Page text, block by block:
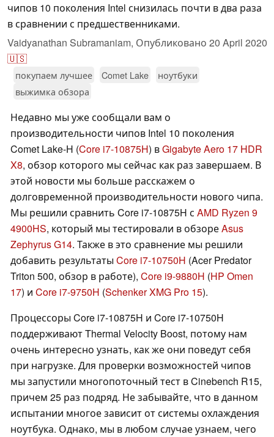
чипов 10 поколения Intel снизилась почти в два раза
в сравнении с предшественниками.
Vaidyanathan Subramaniam, Опубликовано 20 April 2020
🇺🇸
покупаем лучшее Comet Lake
ноутбуки
выжимка обзора
Недавно мы уже сообщали вам о
производительности чипов Intel 10 поколения
Comet Lake-H (Core i7-10875H) вGigabyte Aero 17 HDR
X8, обзор которого мы сейчас как раз завершаем. В
этой новости мы больше расскажем о
долговременной производительности нового чипа.
Мы решили сравнить Core i7-10875H с AMD Ryzen 9
4900HS, который мы тестировали в обзореAsus
Zephyrus G14. Также в это сравнение мы решили
добавить результаты Core i7-10750H (Acer Predator
Triton 500, обзор в работе), Core i9-9880H (HP Omen
17) и Core i7-9750H (Schenker XMG Pro 15).
Процессоры Core i7-10875H и Core i7-10750H
поддерживают Thermal Velocity Boost, потому нам
очень интересно узнать, как же они поведут себя
при нагрузке. Для проверки возможностей чипов
мы запустили многопоточный тест в Cinebench R15,
причем 25 раз подряд. Не забывайте, что в данном
испытании многое зависит от системы охлаждения
ноутбука. Однако, мы в любом случае узнаем, чего